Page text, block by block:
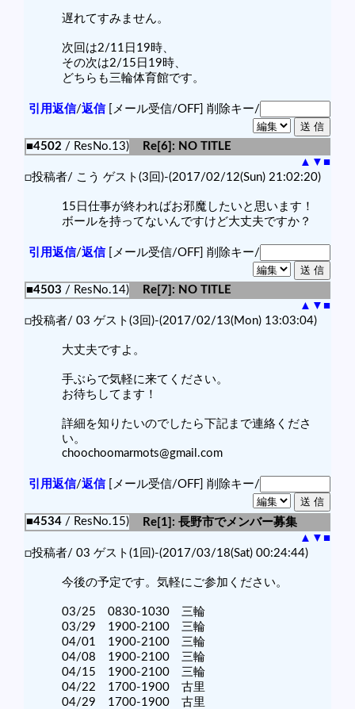
遅れてすみません。
次回は2/11日19時、
その次は2/15日19時、
どちらも三輪体育館です。
引用返信/返信[メール受信/OFF] 削除キー/
■4502 / ResNo.13)
Re[6]: NO TITLE
▲ ▼ ■
□投稿者/ こう ゲスト(3回)-(2017/02/12(Sun) 21:02:20)
15日仕事が終わればお邪魔したいと思います！
ボールを持ってないんですけど大丈夫ですか？
引用返信/返信[メール受信/OFF] 削除キー/
■4503 / ResNo.14)
Re[7]: NO TITLE
▲ ▼ ■
□投稿者/ 03 ゲスト(3回)-(2017/02/13(Mon) 13:03:04)
大丈夫ですよ。
手ぶらで気軽に来てください。
お待ちしてます！
詳細を知りたいのでしたら下記まで連絡くださ
い。
choochoomarmots@gmail.com
引用返信/返信[メール受信/OFF] 削除キー/
■4534 / ResNo.15)
Re[1]: 長野市でメンバー募集
▲ ▼ ■
□投稿者/ 03 ゲスト(1回)-(2017/03/18(Sat) 00:24:44)
今後の予定です。気軽にご参加ください。
03/25 0830-1030 三輪
03/29 1900-2100 三輪
04/01 1900-2100 三輪
04/08 1900-2100 三輪
04/15 1900-2100 三輪
04/22 1700-1900 古里
04/29 1700-1900 古里